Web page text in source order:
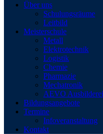
Über uns
Schulungsräume
Leitbild
Meisterschule
Metall
Elektrotechnik
Logistik
Chemie
Pharmazie
Mechatronik
AEVO
Bildungsangebote
Termine
Infoveranstaltung
Kontakt